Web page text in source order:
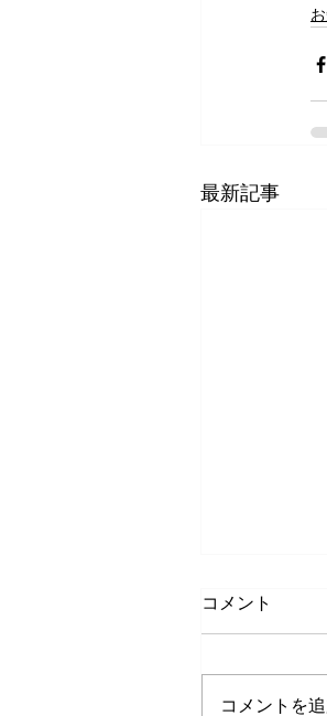
最新記事
コメント
コメントを